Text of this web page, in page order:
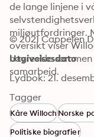
de lange linjene i
miljøutfordringer.
oversikt viser
høyreside
samarbeid.
© 2021 Cappelen
Utgivelsesdato
Lydbok: 21.
Tagger
Kåre WillochNorske
Politiske biografier